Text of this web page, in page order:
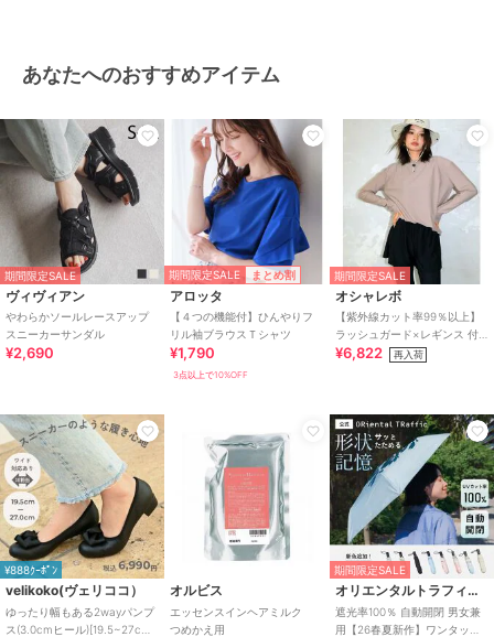
あなたへのおすすめアイテム
期間限定SALE
ヴィヴィアン
やわらかソールレースアップ
スニーカーサンダル
¥2,690
期間限定SALE まとめ割
アロッタ
【４つの機能付】ひんやりフ
リル袖ブラウスＴシャツ
¥1,790
3点以上で10%OFF
期間限定SALE
オシャレボ
【紫外線カット率99％以上】
ラッシュガード×レギンス 付
き タンキニ
¥6,822 再入荷
¥888ｸｰﾎﾟﾝ
velikoko(ヴェリココ）
ゆったり幅もある2wayパンプ
ス(3.0cmヒール)[19.5~27cm]
オルビス
エッセンスインヘアミルク
つめかえ用
期間限定SALE
オリエンタルトラフィック
遮光率100％ 自動開閉 男女兼
用【26春夏新作】ワンタッチ